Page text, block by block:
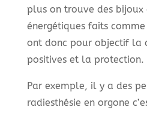
plus on trouve des bijoux
énergétiques faits
ont donc pour objectif la
positives et la protection.
Par exemple, il y a des
radiesthésie en orgone